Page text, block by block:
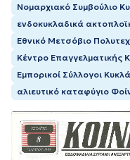
Νομαρχιακό Συμβούλιο
ενδοκυκλαδικά
Εθνικό Μετσόβιο
Κέντρο Επαγγελματικής
Εμπορικοί Σύλλογοι
αλιευτικό καταφύγιο